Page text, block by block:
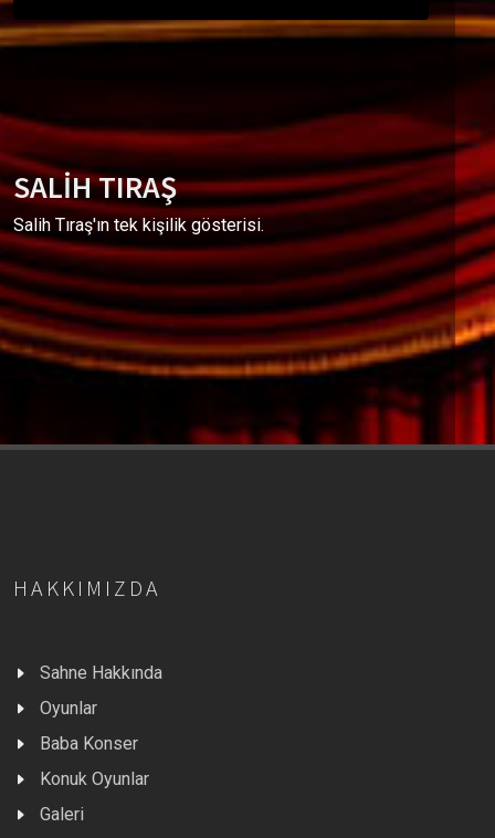
SALİH TIRAŞ
Salih Tıraş'ın tek kişilik gösterisi.
HAKKIMIZDA
Sahne Hakkında
Oyunlar
Baba Konser
Konuk Oyunlar
Galeri